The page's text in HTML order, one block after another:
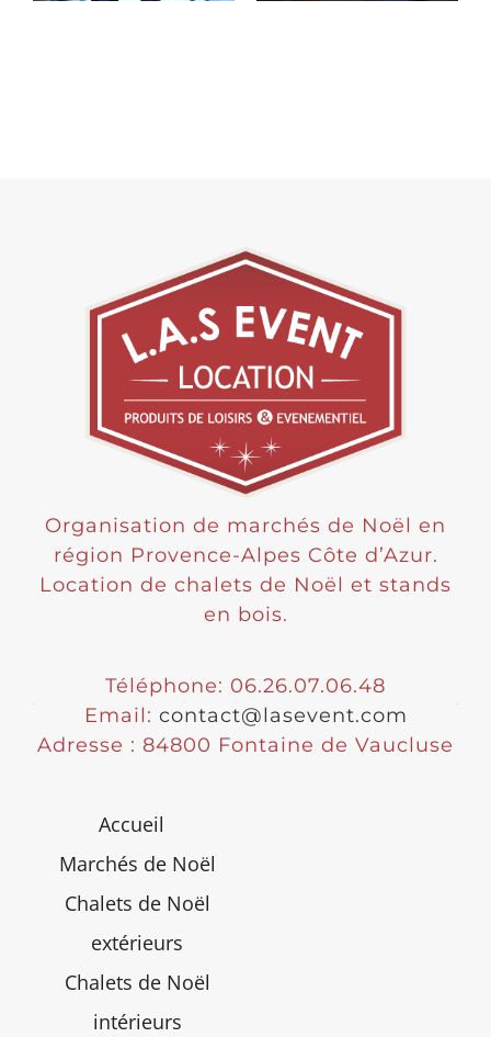
Organisation de marchés de Noël en
région Provence-Alpes Côte d’Azur.
Location de chalets de Noël et stands
en bois.
Téléphone: 06.26.07.06.48
Email: contact@lasevent.com
Adresse : 84800 Fontaine de Vaucluse
Accueil
Marchés de Noël
Chalets de Noël
extérieurs
Chalets de Noël
intérieurs